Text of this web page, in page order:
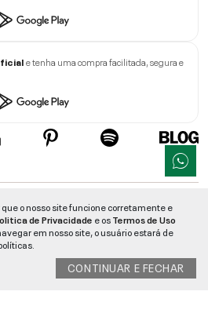
e tenha uma compra facilitada, segura e
o nosso site funcione corretamente e
de Privacidade e osTermos de Uso
em nosso site, o usuário estará de
CONTINUAR E FECHAR